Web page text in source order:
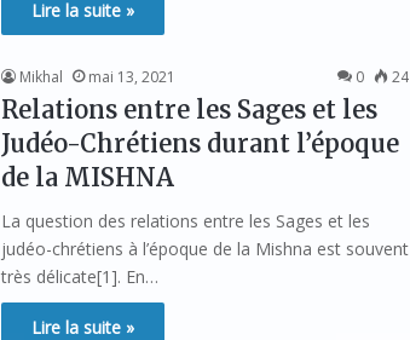
Lire la suite »
Mikhal mai 13, 2021 0 24
Relations entre les Sages et les
Judéo-Chrétiens durant l’époque
de la MISHNA
La question des relations entre les Sages et les
judéo-chrétiens à l’époque de la Mishna est souvent
très délicate[1]. En…
Lire la suite »